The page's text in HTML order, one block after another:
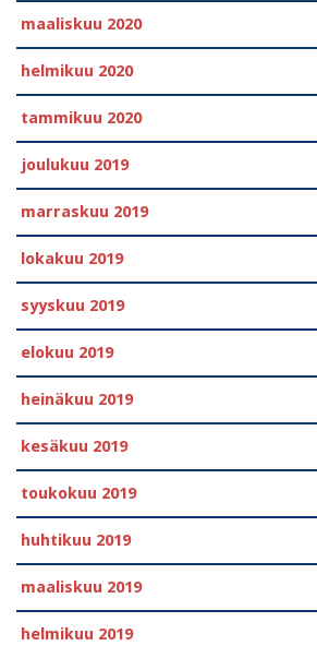
maaliskuu 2020
helmikuu 2020
tammikuu 2020
joulukuu 2019
marraskuu 2019
lokakuu 2019
syyskuu 2019
elokuu 2019
heinäkuu 2019
kesäkuu 2019
toukokuu 2019
huhtikuu 2019
maaliskuu 2019
helmikuu 2019